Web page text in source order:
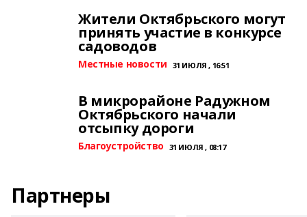
Жители Октябрьского могут
принять участие в конкурсе
садоводов
Местные новости 31 ИЮЛЯ , 16:51
В микрорайоне Радужном
Октябрьского начали
отсыпку дороги
Благоустройство 31 ИЮЛЯ , 08:17
Партнеры